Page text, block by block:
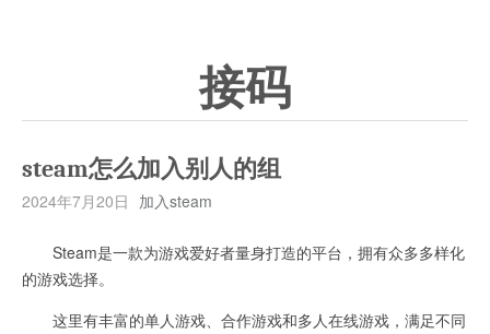
接码
steam怎么加入别人的组
2024年7月20日 加入steam
Steam是一款为游戏爱好者量身打造的平台，拥有众多多样化
的游戏选择。
这里有丰富的单人游戏、合作游戏和多人在线游戏，满足不同